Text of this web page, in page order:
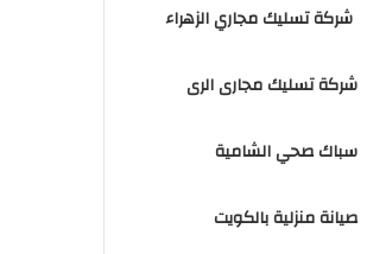
شركة تسليك مجاري الزهراء
شركة تسليك مجارى الرى
سباك صحي الشامية
صيانة منزلية بالكويت